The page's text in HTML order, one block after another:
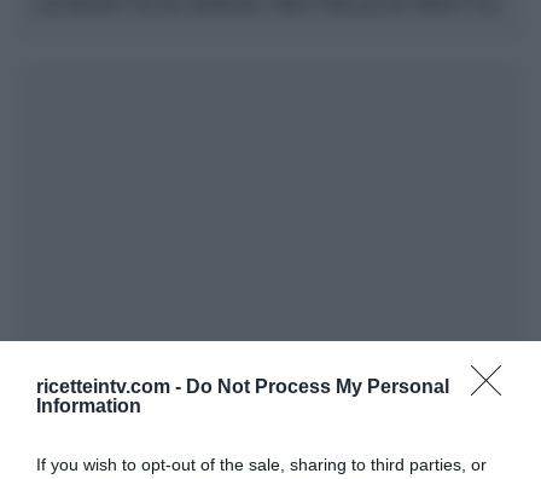
ricetteintv.com - Do Not Process My Personal
Information
If you wish to opt-out of the sale, sharing to third parties, or